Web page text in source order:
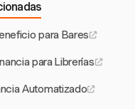
para Bares
para Librerías
Automatizado